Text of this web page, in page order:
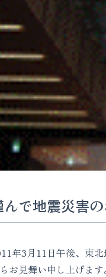
んで地震災害
年3月11日午後、東
お見舞い申し上げま